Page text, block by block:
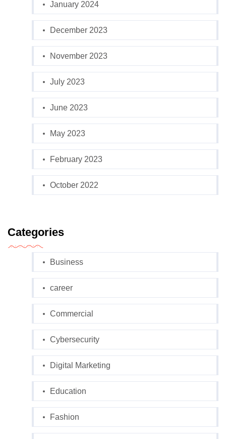
January 2024
December 2023
November 2023
July 2023
June 2023
May 2023
February 2023
October 2022
Categories
Business
career
Commercial
Cybersecurity
Digital Marketing
Education
Fashion